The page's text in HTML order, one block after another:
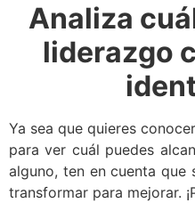
Analiza
liderazgo
Ya sea que quieres
para ver cuál puedes
alguno, ten en cuenta que
transformar para mejorar.